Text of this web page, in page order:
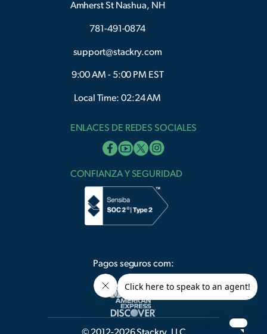
Amherst St Nashua, NH
781-491-0874
support@stackry.com
9:00 AM - 5:00 PM EST
Local Time: 02:25 AM
ENLACES DE REDES SOCIALES
CONFIANZA Y SEGURIDAD
Pagos seguros com: